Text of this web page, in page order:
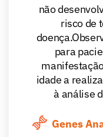
não
risco de
para
idade a
à análise
Genes